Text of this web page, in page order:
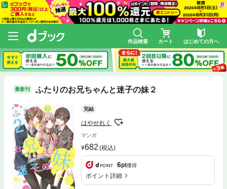
作品検索 カート はじめての方へ
最新刊 ふたりのお兄ちゃんと迷子の妹２
完結
はやせれく
マンガ
682 (税込)
6pt獲得
ポイント詳細